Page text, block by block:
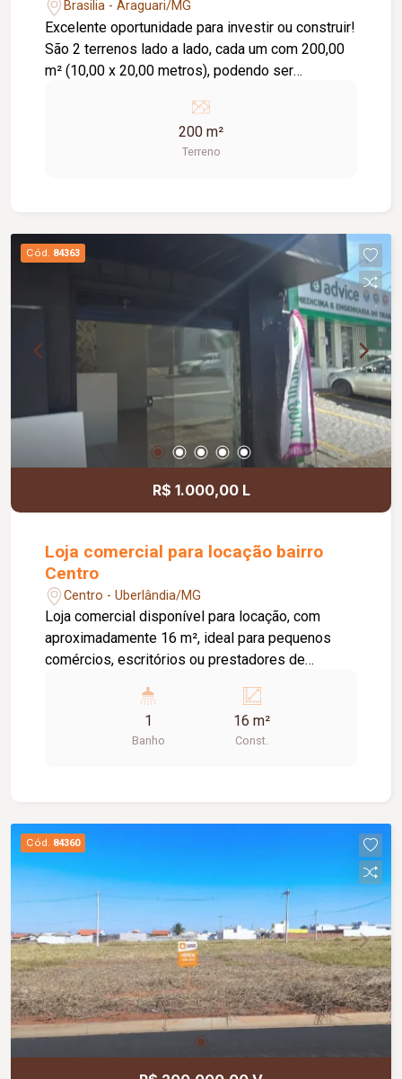
Brasilia - Araguari/MG
Excelente oportunidade para investir ou construir!
São 2 terrenos lado a lado, cada um com 200,00
m² (10,00 x 20,00 metros), podendo ser
conforme a sua necessidade. Valor: R$
170.000,00 cada terreno. Uma excelente opção
para projetos residenciais ou para quem busca
200 m²
Terreno
Cód. 84363
R$ 1.000,00 L
Loja comercial para locação bairro
Centro
Centro - Uberlândia/MG
Loja comercial disponível para locação, com
aproximadamente 16 m², ideal para pequenos
comércios, escritórios ou prestadores de
em blindex e banheiro privativo, oferecendo
praticidade e segurança para o seu negócio.
Localizada no Centro da cidade, em frente a uma
Aproveite esta excelente oportunidade para
instalar o seu negócio em uma localização
estratégica. Agende uma visita e entre em
contato para mais informações!
1
Banho
16 m²
Const.
Cód. 84360